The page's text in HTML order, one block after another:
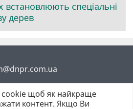
встановлюють спеціальні
дерев
щоб як найкраще
контент. Якщо Ви